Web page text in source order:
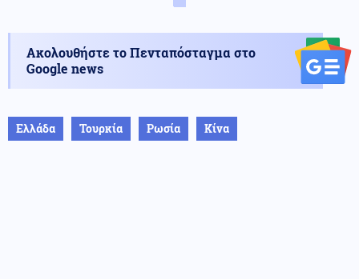
Ακολουθήστε το Πενταπόσταγμα στο
Google news
Ελλάδα Τουρκία Ρωσία Κίνα